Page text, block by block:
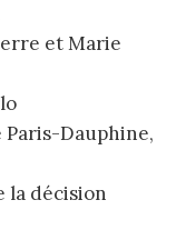
et Marie
Dauphine,
la décision